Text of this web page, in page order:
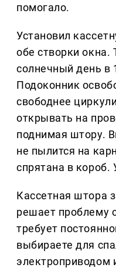
помогало.
Установил
обе створки окна.
солнечный день в
Подоконник
свободнее
открывать на
поднимая штору.
не пылится на
спрятана в короб.
Кассетная штора
решает проблему
требует
выбираете для
электроприводом